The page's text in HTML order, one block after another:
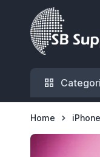
Ga naar de inhoud
Home iPhone